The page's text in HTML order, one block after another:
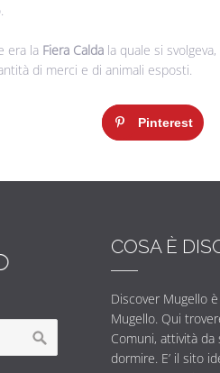
era la Fiera Calda la quale si
di merci e di animali esposti.
Pinterest
COSA È
Discover Mugello
Mugello. Qui
Comuni, attività da
dormire. E’ il sito